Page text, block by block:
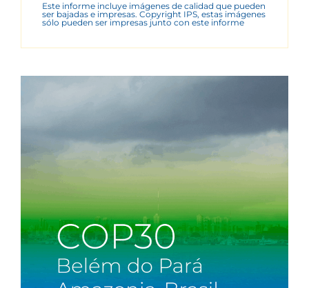
Este informe incluye imágenes de calidad que pueden
ser bajadas e impresas. Copyright IPS, estas imágenes
sólo pueden ser impresas junto con este informe